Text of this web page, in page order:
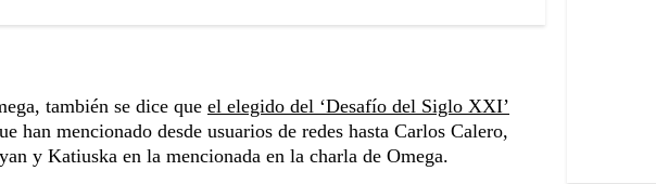
también se dice que el elegido del ‘Desafío del Siglo XXI’
han mencionado desde usuarios de redes hasta Carlos Calero,
y Katiuska en la mencionada en la charla de Omega.